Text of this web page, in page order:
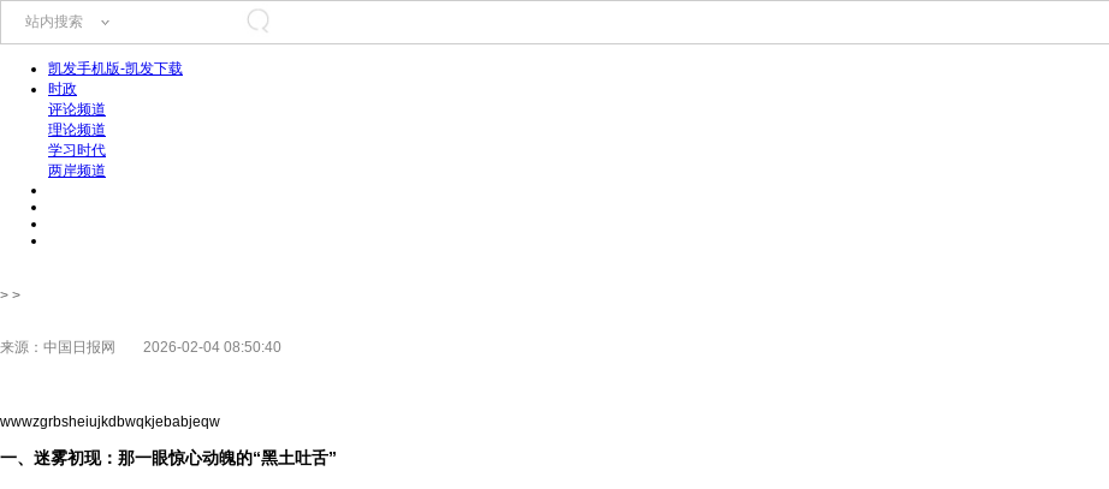
站内搜索
凯发手机版-凯发下载
时政
评论频道
理论频道
学习时代
两岸频道
> >
来源：中国日报网 2026-02-04 08:50:40
wwwzgrbsheiujkdbwqkjebabjeqw
一、迷雾初现：那一眼惊心动魄的“黑土吐舌”